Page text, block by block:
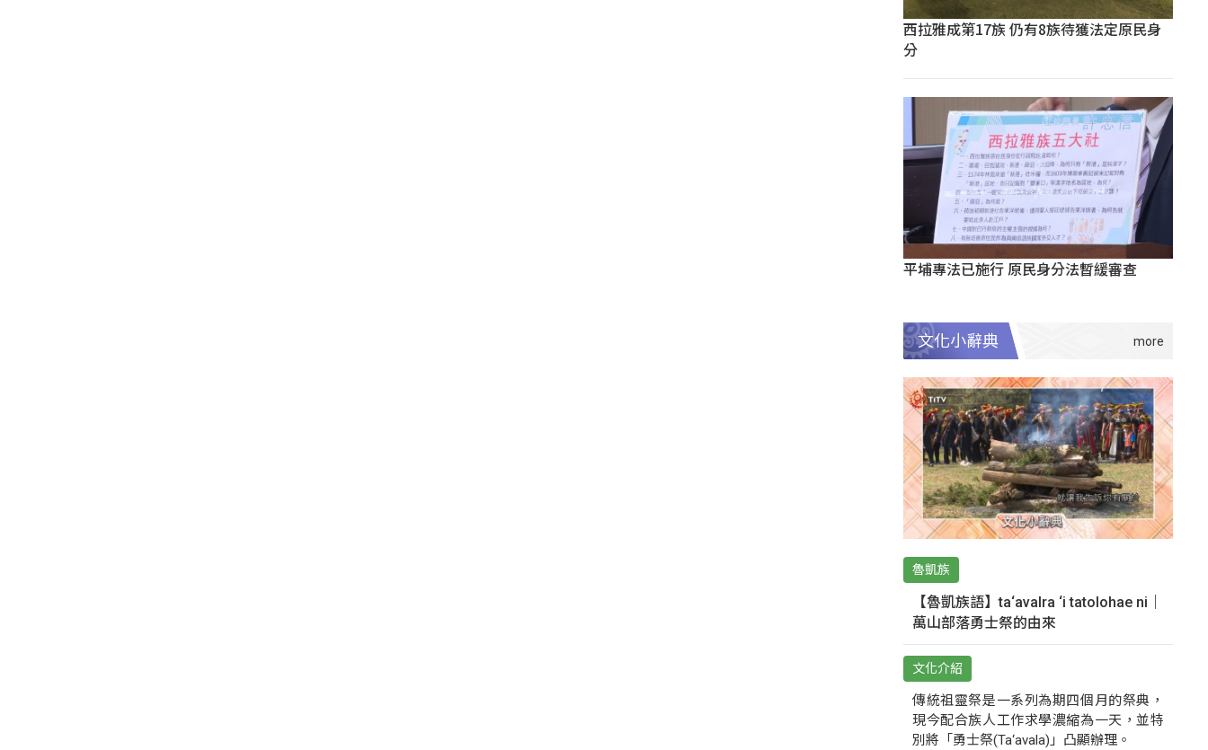
西拉雅成第17族 仍有8族待獲法定原民身
分
平埔專法已施行 原民身分法暫緩審查
文化小辭典
魯凱族
【魯凱族語】ta‘avalra ‘i tatolohae ni｜
萬山部落勇士祭的由來
文化介紹
傳統祖靈祭是一系列為期四個月的祭典，
現今配合族人工作求學濃縮為一天，並特
別將「勇士祭(Ta‘avala)」凸顯辦理。